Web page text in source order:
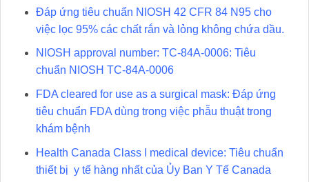
Đáp ứng tiêu chuẩn NIOSH 42 CFR 84 N95 cho
việc lọc 95% các chất rắn và lỏng không chứa dầu.
NIOSH approval number: TC-84A-0006: Tiêu
chuẩn NIOSH TC-84A-0006
FDA cleared for use as a surgical mask: Đáp ứng
tiêu chuẩn FDA dùng trong việc phẫu thuật trong
khám bệnh
Health Canada Class I medical device: Tiêu chuẩn
thiết bị y tế hàng nhất của Ủy Ban Y Tế Canada